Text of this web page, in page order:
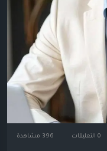
0 التعليقات